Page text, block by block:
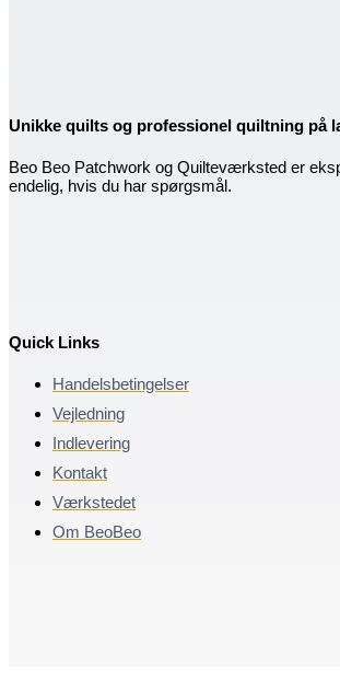
Unikke quilts og professionel quiltning på
Beo Beo Patchwork og Quilteværksted er
endelig, hvis du har spørgsmål.
Quick Links
Handelsbetingelser
Vejledning
Indlevering
Kontakt
Værkstedet
Om BeoBeo